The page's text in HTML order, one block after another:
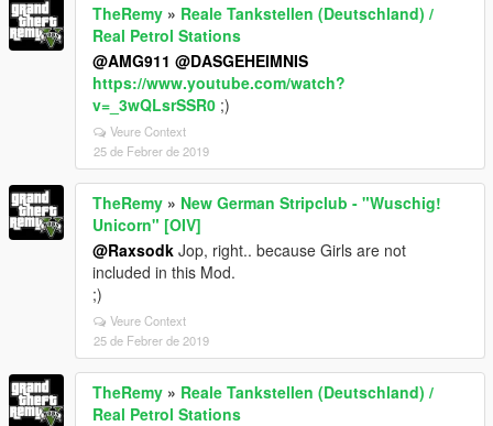
TheRemy » Reale Tankstellen (Deutschland) /
Real Petrol Stations
@AMG911 @DASGEHEIMNIS
https://www.youtube.com/watch?
v=_3wQLsrSSR0 ;)
Veure Context
25 de Febrer de 2019
TheRemy » New German Stripclub - "Wuschig!
Unicorn" [OIV]
@Raxsodk Jop, right.. because Girls are not
included in this Mod.
;)
Veure Context
25 de Febrer de 2019
TheRemy » Reale Tankstellen (Deutschland) /
Real Petrol Stations